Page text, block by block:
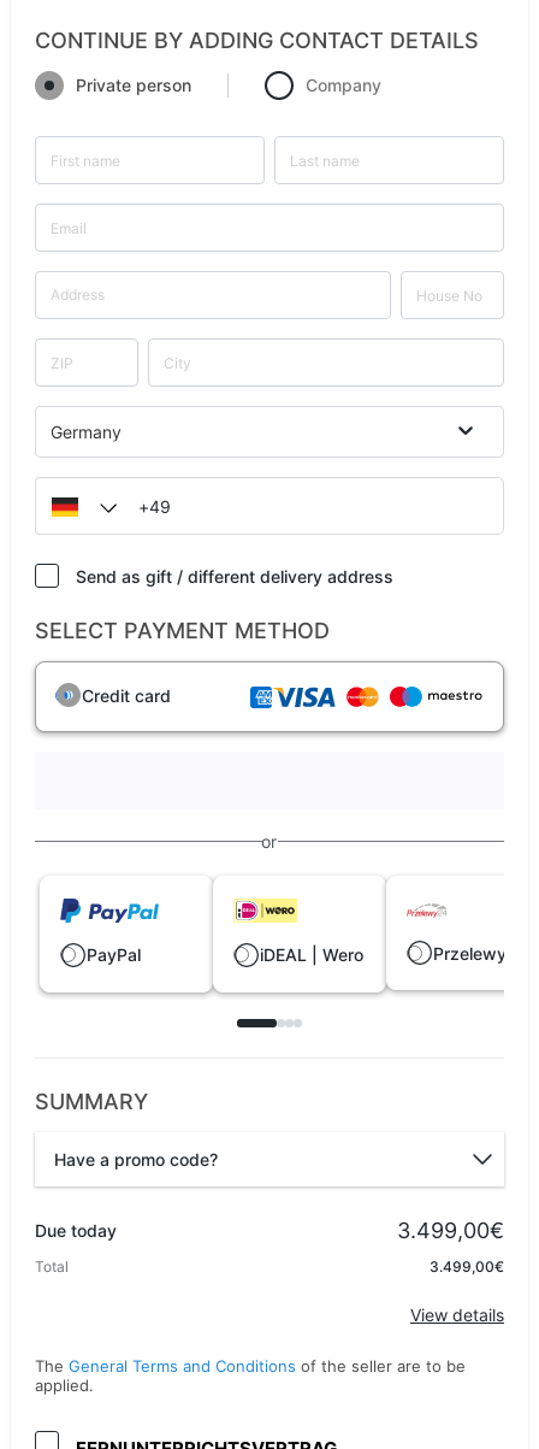
CONTINUE BY ADDING CONTACT DETAILS
Private person Company
Germany
Send as gift / different delivery address
SELECT PAYMENT METHOD
Credit card
or
PayPal iDEAL | Wero Przelewy24
SUMMARY
Have a promo code?
Due today 3.499,00€
Total 3.499,00€
View details
The General Terms and Conditions of the seller are to be
applied.